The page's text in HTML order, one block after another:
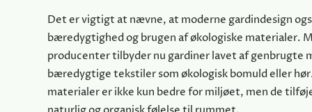
Det er vigtigt at nævne, at moderne gardindesign
bæredygtighed og brugen af økologiske materialer.
producenter tilbyder nu gardiner lavet af genbrugte
bæredygtige tekstiler som økologisk bomuld eller
materialer er ikke kun bedre for miljøet, men de